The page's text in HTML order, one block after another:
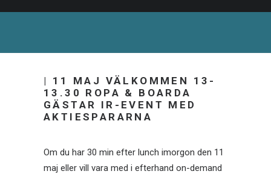
| 11 MAJ VÄLKOMMEN 13-
13.30 ROPA & BOARDA
GÄSTAR IR-EVENT MED
AKTIESPARARNA
Om du har 30 min efter lunch imorgon den 11
maj eller vill vara med i efterhand on-demand